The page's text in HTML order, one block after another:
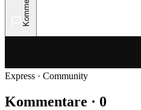
Express · Community
Kommentare · 0